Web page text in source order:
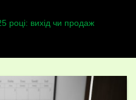
році: вихід чи продаж